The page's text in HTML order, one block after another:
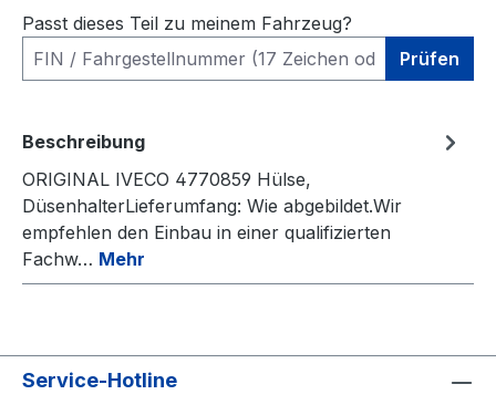
Passt dieses Teil zu meinem Fahrzeug?
Prüfen
Beschreibung
ORIGINAL IVECO 4770859 Hülse,
DüsenhalterLieferumfang: Wie abgebildet.Wir
empfehlen den Einbau in einer qualifizierten
Fachw… Mehr
Service-Hotline